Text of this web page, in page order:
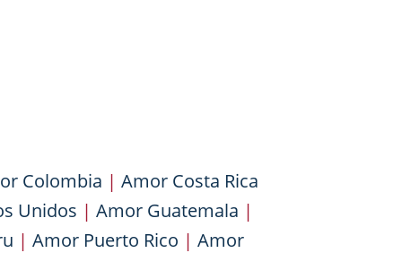
Colombia | Amor Costa Rica
Unidos | Amor Guatemala |
| Amor Puerto Rico | Amor